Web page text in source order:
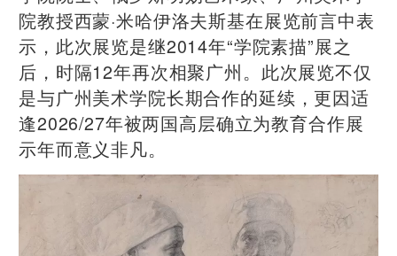
院教授西蒙·米哈伊洛夫斯基在展览前言中表
示，此次展览是继2014年“学院素描”展之
后，时隔12年再次相聚广州。此次展览不仅
是与广州美术学院长期合作的延续，更因适
逢2026/27年被两国高层确立为教育合作展
示年而意义非凡。